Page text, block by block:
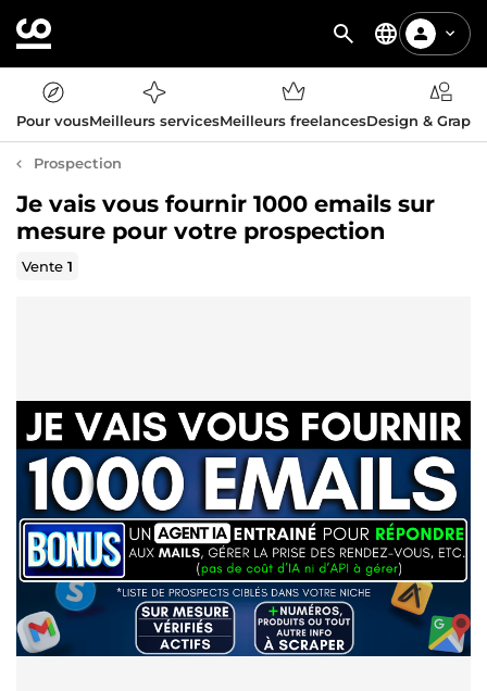
Pour vousMeilleurs servicesMeilleurs freelancesDesign &
Prospection
Je vais vous fournir 1000 emails sur
mesure pour votre prospection
Vente1